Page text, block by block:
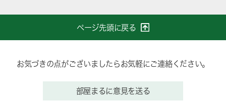
ページ先頭に戻る
お気づきの点がございましたらお気軽にご連絡ください。
部屋まるに意見を送る